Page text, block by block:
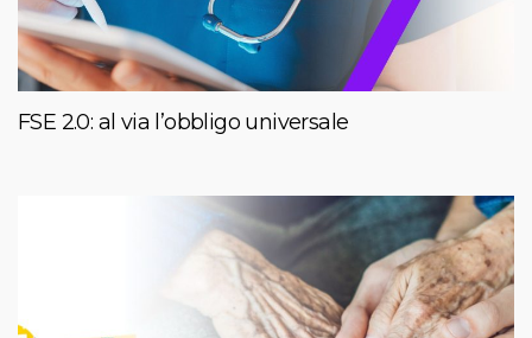
FSE 2.0: al via l’obbligo universale